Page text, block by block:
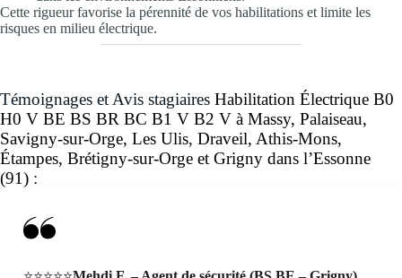
Cette rigueur favorise la pérennité de vos habilitations et limite les
risques en milieu électrique.
Témoignages et Avis stagiaires Habilitation Électrique B0
H0 V BE BS BR BC B1 V B2 V à Massy, Palaiseau,
Savigny-sur-Orge, Les Ulis, Draveil, Athis-Mons,
Étampes, Brétigny-sur-Orge et Grigny dans l’Essonne
(91) :